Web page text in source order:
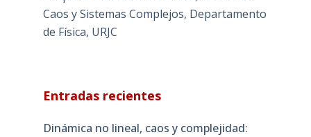
Caos y Sistemas Complejos, Departamento
de Física, URJC
Entradas recientes
Dinámica no lineal, caos y complejidad: